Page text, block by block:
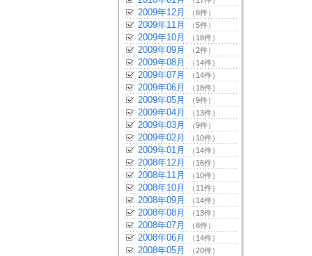
2009年12月 （8件）
2009年11月 （5件）
2009年10月 （18件）
2009年09月 （2件）
2009年08月 （14件）
2009年07月 （14件）
2009年06月 （18件）
2009年05月 （9件）
2009年04月 （13件）
2009年03月 （9件）
2009年02月 （10件）
2009年01月 （14件）
2008年12月 （16件）
2008年11月 （10件）
2008年10月 （11件）
2008年09月 （14件）
2008年08月 （13件）
2008年07月 （8件）
2008年06月 （14件）
2008年05月 （20件）